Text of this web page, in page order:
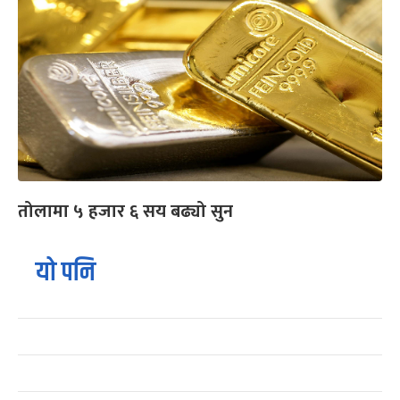
तोलामा ५ हजार ६ सय बढ्यो सुन
यो पनि